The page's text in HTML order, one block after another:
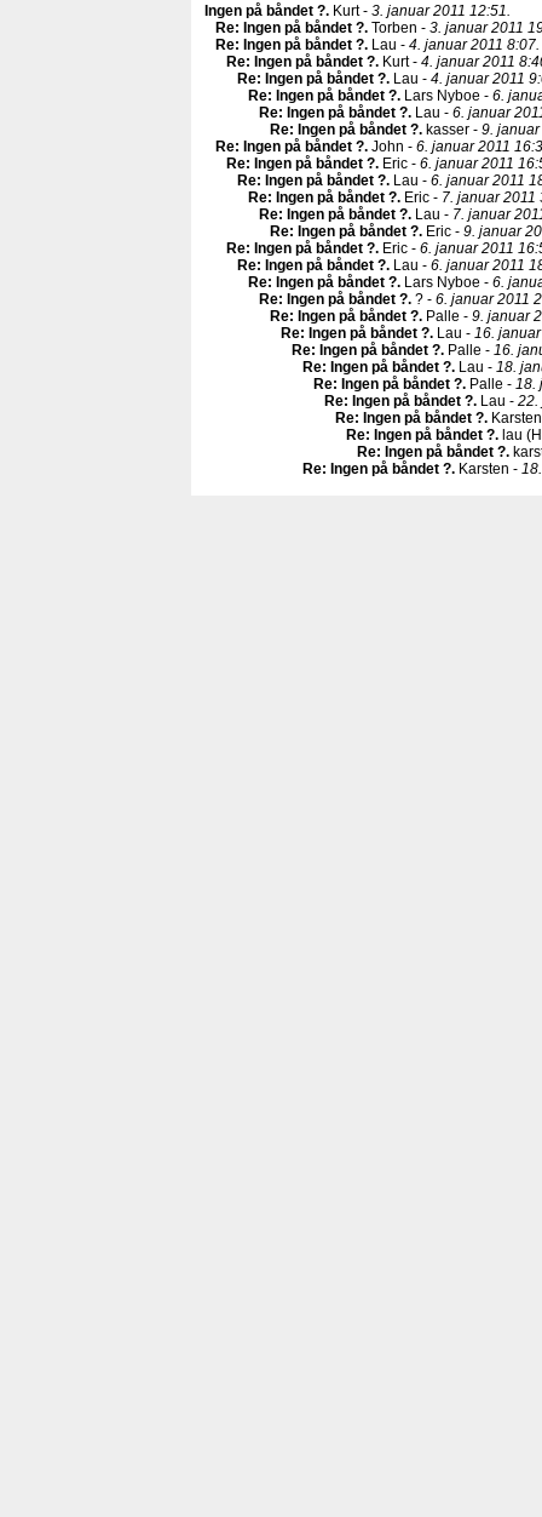
Ingen på båndet ?. Kurt - 3. januar 2011 12:51.
Re: Ingen på båndet ?. Torben - 3. januar 2011
Re: Ingen på båndet ?. Lau - 4. januar 2011 8:07.
Re: Ingen på båndet ?. Kurt - 4. januar 2011
Re: Ingen på båndet ?. Lau - 4. januar 2011
Re: Ingen på båndet ?. Lars Nyboe - 6.
Re: Ingen på båndet ?. Lau - 6. januar
Re: Ingen på båndet ?. kasser - 9.
Re: Ingen på båndet ?. John - 6. januar 2011
Re: Ingen på båndet ?. Eric - 6. januar 2011
Re: Ingen på båndet ?. Lau - 6. januar 2011
Re: Ingen på båndet ?. Eric - 7. januar 2011
Re: Ingen på båndet ?. Lau - 7. januar
Re: Ingen på båndet ?. Eric - 9. januar
Re: Ingen på båndet ?. Eric - 6. januar 2011
Re: Ingen på båndet ?. Lau - 6. januar 2011
Re: Ingen på båndet ?. Lars Nyboe - 6.
Re: Ingen på båndet ?. ? - 6. januar 2011
Re: Ingen på båndet ?. Palle - 9. januar
Re: Ingen på båndet ?. Lau - 16.
Re: Ingen på båndet ?. Palle - 16.
Re: Ingen på båndet ?. Lau - 18.
Re: Ingen på båndet ?. Palle - 18.
Re: Ingen på båndet ?. Lau - 22.
Re: Ingen på båndet ?.
Re: Ingen på båndet ?. lau
Re: Ingen på båndet ?.
Re: Ingen på båndet ?. Karsten -